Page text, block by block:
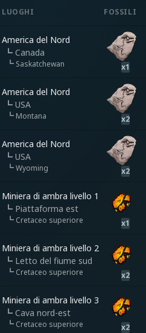
LUOGHI FOSSILI
America del Nord
┗ Canada
┗ Saskatchewan x1
America del Nord
┗ USA
┗ Montana x2
America del Nord
┗ USA
┗Wyoming x2
Miniera di ambra livello 1
┗ Piattaforma est
┗ Cretaceo superiore x1
Miniera di ambra livello 2
┗ Letto del fiume sud
┗ Cretaceo superiore x2
Miniera di ambra livello 3
┗ Cava nord-est
┗ Cretaceo superiore x2